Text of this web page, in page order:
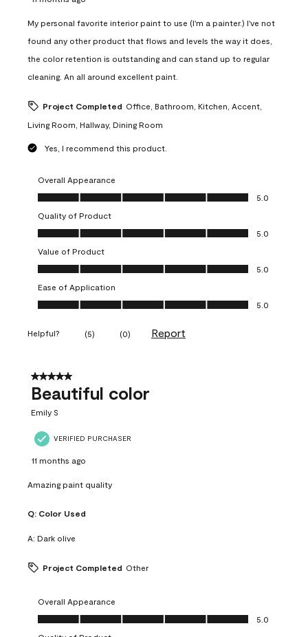
My personal favorite interior paint to use (I'm a painter.) I've not
found any other product that flows and levels the way it does,
the color retention is outstanding and can stand up to regular
cleaning. An all around excellent paint.
Project Completed Office, Bathroom, Kitchen, Accent,
Living Room, Hallway, Dining Room
Yes, I recommend this product.
Overall Appearance
Overall Appearance, 5.0 out of 5
5.0
Quality of Product
Quality of Product, 5.0 out of 5
5.0
Value of Product
Value of Product, 5.0 out of 5
5.0
Ease of Application
Ease of Application, 5.0 out of 5
5.0
Helpful? (5) (0) Report
5 out of 5 stars.
Beautiful color
Emily S
VERIFIED PURCHASER
11 months ago
Amazing paint quality
Q: Color Used
A: Dark olive
Project Completed Other
Overall Appearance
Overall Appearance, 5.0 out of 5
5.0